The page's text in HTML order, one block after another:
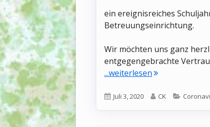
ein ereignisreiches
Betreuungseinrichtung.
Wir möchten uns ganz
entgegengebrachte
...weiterlesen"Elternbrief
Veröffentlicht
Juli 3, 2020 Autor
CK